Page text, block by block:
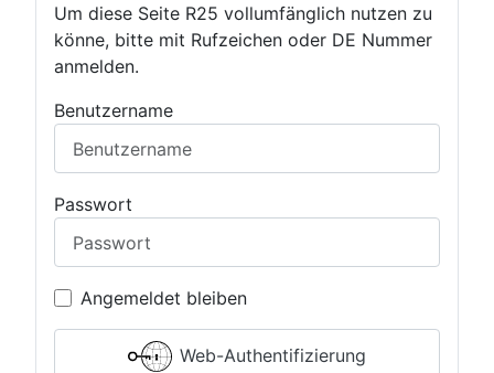
Um diese Seite R25 vollumfänglich nutzen zu
könne, bitte mit Rufzeichen oder DE Nummer
anmelden.
Benutzername
Passwort
Angemeldet bleiben
Web-Authentifizierung